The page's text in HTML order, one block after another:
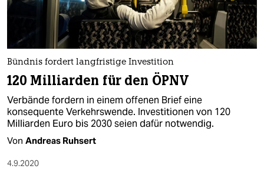
Bündnis fordert langfristige Investition
120 Milliarden für den ÖPNV
Verbände fordern in einem offenen Brief eine
konsequente Verkehrswende. Investitionen von 120
Milliarden Euro bis 2030 seien dafür notwendig.
Von Andreas Ruhsert
4.9.2020